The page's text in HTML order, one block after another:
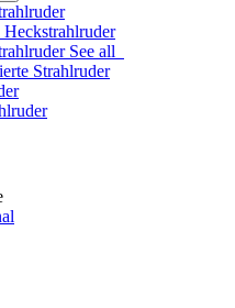
See all
Strahlruder